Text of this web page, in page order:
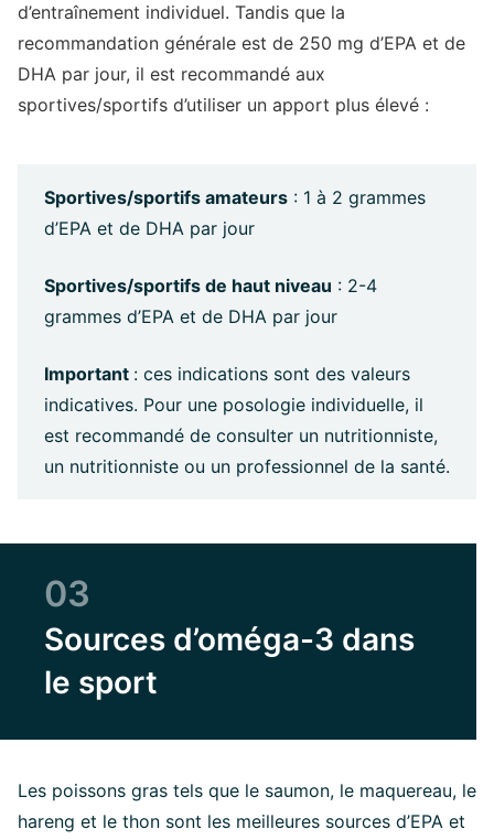
d’entraînement individuel. Tandis que la
recommandation générale est de 250 mg d’EPA et de
DHA par jour, il est recommandé aux
sportives/sportifs d’utiliser un apport plus élevé :
Sportives/sportifs amateurs : 1 à 2 grammes
d’EPA et de DHA par jour
Sportives/sportifs de haut niveau : 2-4
grammes d’EPA et de DHA par jour
Important : ces indications sont des valeurs
indicatives. Pour une posologie individuelle, il
est recommandé de consulter un nutritionniste,
un nutritionniste ou un professionnel de la santé.
03
Sources d’oméga-3 dans
le sport
Les poissons gras tels que le saumon, le maquereau, le
hareng et le thon sont les meilleures sources d’EPA et